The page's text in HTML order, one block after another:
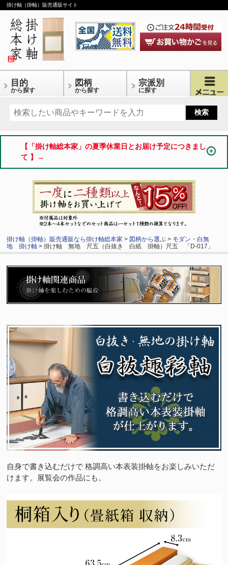
掛け軸（掛軸）販売通販サイト
目的
から探す
図柄
から探す
宗派別
に探す
【「掛け軸総本家」の夏季休業日とお届け予定につきまし
て 】→
掛け軸（掛軸）販売通販なら掛け軸総本家 > 図柄から選ぶ > モダン・白無
地 掛け軸 > 掛け軸 無地 尺五（白抜き 白紙 掛軸）尺五 「D-017」
自身で書き込むだけで 格調高い本表装掛軸をお楽しみいただ
けます。展覧会の作品にも。